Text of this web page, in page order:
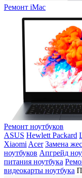
Ремонт iMac
Ремонт ноутбуков
ASUS Hewlett Packard
Xiaomi Acer Замена
ноутбуков Апгрейд
питания ноутбука
видеокарты ноутбука